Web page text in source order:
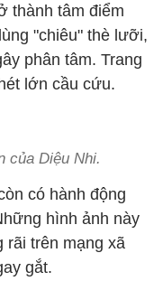
thành tâm điểm
"chiêu" thè lưỡi,
phân tâm. Trang
lớn cầu cứu.
của Diệu Nhi.
có hành động
hình ảnh này
rãi trên mạng xã
gắt.